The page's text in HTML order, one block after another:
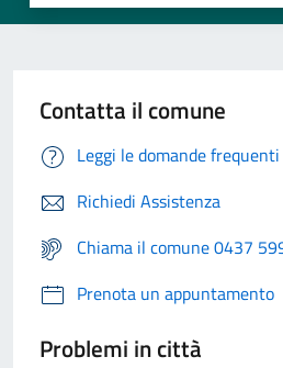
Contatta il comune
Leggi le domande frequenti
Richiedi Assistenza
Chiama il comune 0437
Prenota un appuntamento
Problemi in città